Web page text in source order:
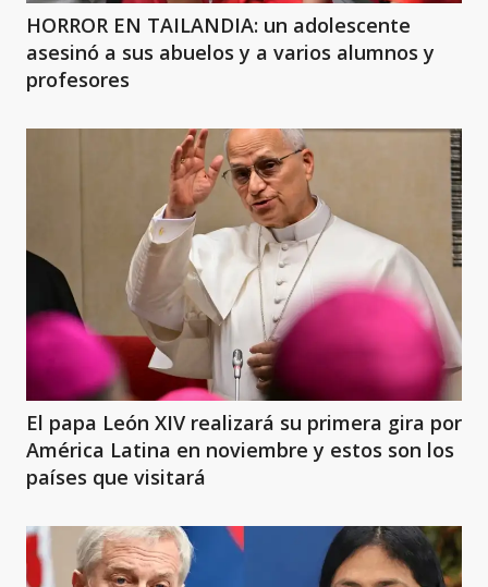
HORROR EN TAILANDIA: un adolescente
asesinó a sus abuelos y a varios alumnos y
profesores
El papa León XIV realizará su primera gira por
América Latina en noviembre y estos son los
países que visitará